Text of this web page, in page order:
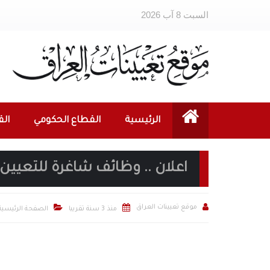
السبت 8 آب 2026
الرئيسية القطاع الحكومي
اعلان .. وظائف شاغرة
 موقع تعيينات العراق  منذ 3 سنة تقريبا  الصفحة